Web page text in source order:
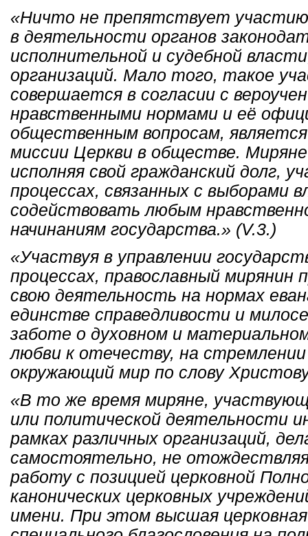
«Ничто не препятствует участию
в деятельности органов
исполнительной и судебной
организаций. Мало того, такое
совершается в согласии с
нравственными нормами и её
общественным вопросам,
миссии Церкви в обществе.
исполняя свой гражданский долг,
процессах, связанных с выборами
содействовать любым
начинаниям государства.» (V.3.)
«Участвуя в управлении
процессах, православный мирянин
свою деятельность на нормах
единстве справедливости и
заботе о духовном и
любви к отечеству, на
окружающий мир по слову
«В то же время миряне,
или политической деятельности
рамках различных организаций,
самостоятельно, не
работу с позицией церковной
канонических церковных
имени. При этом высшая